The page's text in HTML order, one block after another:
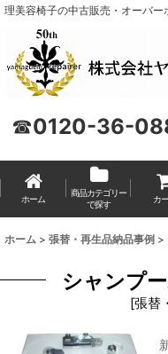
理美容椅子の中古販売・オーバ
☎0120-36-
ホーム
商品カテゴリー
で探す
カ
ホーム > 張替・再生品納品事例 >
シャンプ
[張替